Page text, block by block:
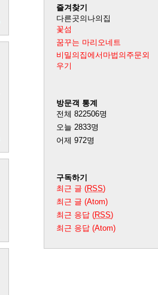
즐겨찾기
다른곳의나의집
꽃섬
꿈꾸는 마리오네트
비밀의집에서마법의주문외
우기
방문객 통계
전체 822506명
오늘 2833명
어제 972명
구독하기
최근 글 (RSS)
최근 글 (Atom)
최근 응답 (RSS)
최근 응답 (Atom)